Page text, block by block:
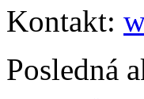
Kontakt:
Posledná